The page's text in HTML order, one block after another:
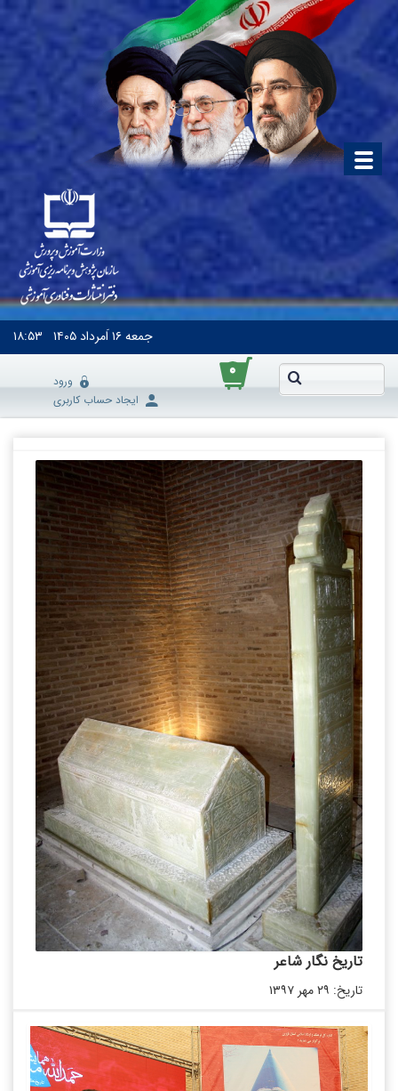
جمعه۱۶ اَمرداد ۱۴۰۵ ۱۸:۵۳
۰
ورود
ایجاد حساب کاربری
تاریخ نگار شاعر
تاریخ: ۲۹ مهر ۱۳۹۷